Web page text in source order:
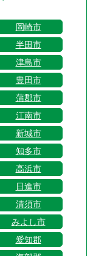
岡崎市
半田市
津島市
豊田市
蒲郡市
江南市
新城市
知多市
高浜市
日進市
清須市
みよし市
愛知郡